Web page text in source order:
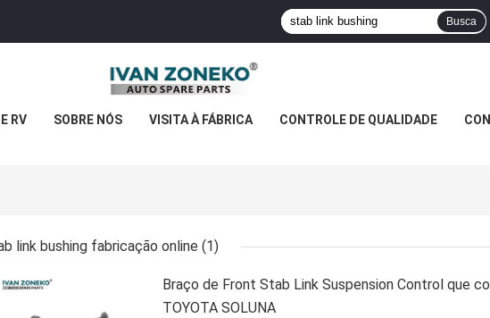
Busca
RV SOBRE NÓS VISITA À FÁBRICA CONTROLE DE QUALIDADE
link bushing fabricação online (1)
Braço de Front Stab Link Suspension Control que
TOYOTA SOLUNA